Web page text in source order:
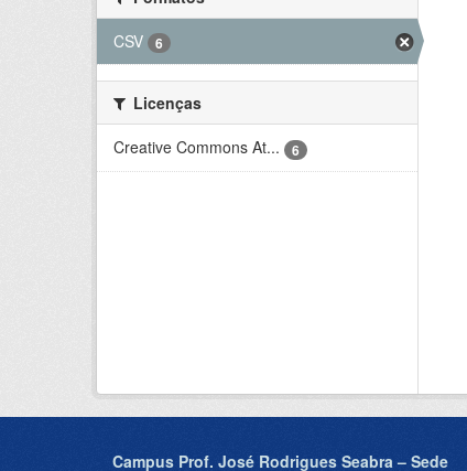
CSV
6
Licenças
Creative Commons At...
6
Campus Prof. José Rodrigues Seabra – Sede